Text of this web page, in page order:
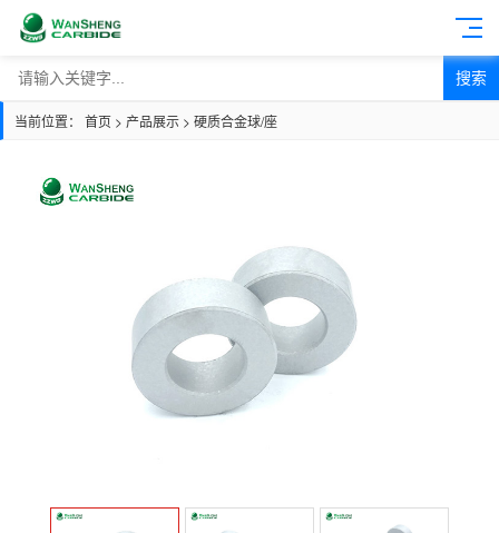
搜索
当前位置： 首页 > 产品展示 > 硬质合金球/座